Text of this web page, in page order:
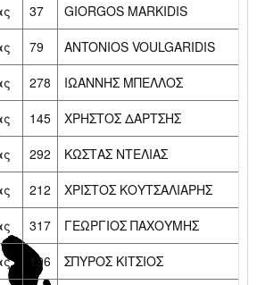
37
GIORGOS MARKIDIS
79
ANTONIOS VOULGARIDIS
278
ΙΩΑΝΝΗΣ ΜΠΕΛΛΟΣ
145
ΧΡΗΣΤΟΣ ΔΑΡΤΣΗΣ
292
ΚΩΣΤΑΣ ΝΤΕΛΙΑΣ
212
ΧΡΙΣΤΟΣ ΚΟΥΤΣΑΛΙΑΡΗΣ
317
ΓΕΩΡΓΙΟΣ ΠΑΧΟΥΜΗΣ
196
ΣΠΥΡΟΣ ΚΙΤΣΙΟΣ